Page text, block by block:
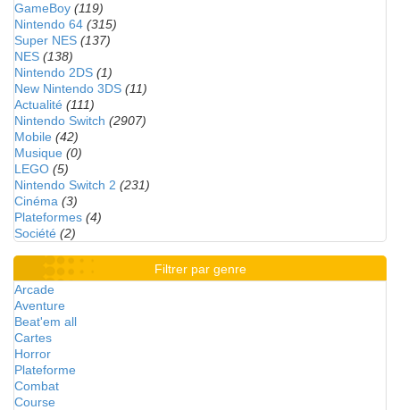
GameBoy (119)
Nintendo 64 (315)
Super NES (137)
NES (138)
Nintendo 2DS (1)
New Nintendo 3DS (11)
Actualité (111)
Nintendo Switch (2907)
Mobile (42)
Musique (0)
LEGO (5)
Nintendo Switch 2 (231)
Cinéma (3)
Plateformes (4)
Société (2)
Filtrer par genre
Arcade
Aventure
Beat'em all
Cartes
Horror
Plateforme
Combat
Course